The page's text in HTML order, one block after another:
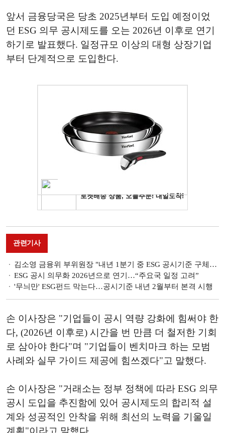
앞서 금융당국은 당초 2025년부터 도입 예정이었
던 ESG 의무 공시제도를 오는 2026년 이후로 연기
하기로 발표했다. 일정규모 이상의 대형 상장기업
부터 단계적으로 도입한다.
관련기사
김소영 금융위 부위원장 "내년 1분기 중 ESG 공시기준 구체화"
ESG 공시 의무화 2026년으로 연기…“주요국 일정 고려”
'무늬만' ESG펀드 막는다…공시기준 내년 2월부터 본격 시행
손 이사장은 "기업들이 공시 역량 강화에 힘써야 한
다, (2026년 이후로) 시간을 번 만큼 더 철저한 기회
로 삼아야 한다"며 "기업들이 벤치마크 하는 모범
사례와 실무 가이드 제공에 힘쓰겠다"고 말했다.
손 이사장은 "거래소는 정부 정책에 따라 ESG 의무
공시 도입을 추진함에 있어 공시제도의 합리적 설
계와 성공적인 안착을 위해 최선의 노력을 기울일